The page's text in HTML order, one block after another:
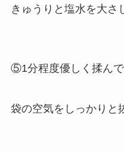
きゅうりと塩水を大さ
⑤1分程度優しく揉んで
袋の空気をしっかりと